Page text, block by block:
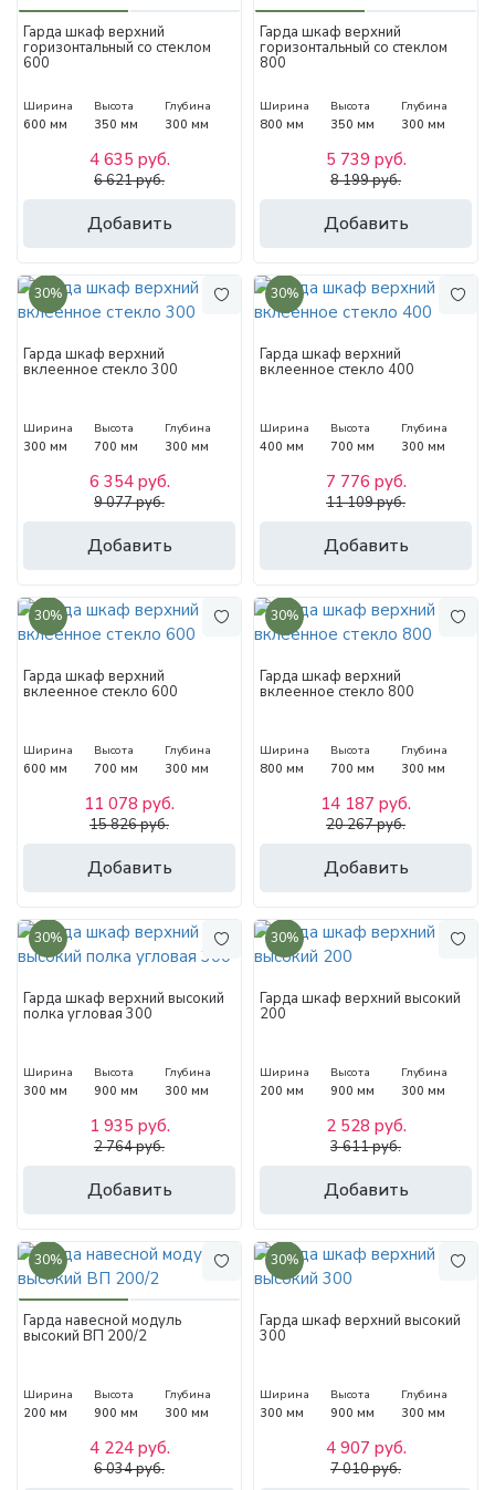
Гарда шкаф верхний
горизонтальный со стеклом
600
Ширина
600 мм
Высота
350 мм
Глубина
300 мм
Добавить
4 635 руб.
6 621 руб.
Гарда шкаф верхний
горизонтальный со стеклом
800
Ширина
800 мм
Высота
350 мм
Глубина
300 мм
Добавить
5 739 руб.
8 199 руб.
30%
Гарда шкаф верхний
вклеенное стекло 300
Ширина
300 мм
Высота
700 мм
Глубина
300 мм
Добавить
6 354 руб.
9 077 руб.
30%
Гарда шкаф верхний
вклеенное стекло 400
Ширина
400 мм
Высота
700 мм
Глубина
300 мм
Добавить
7 776 руб.
11 109 руб.
30%
Гарда шкаф верхний
вклеенное стекло 600
Ширина
600 мм
Высота
700 мм
Глубина
300 мм
Добавить
11 078 руб.
15 826 руб.
30%
Гарда шкаф верхний
вклеенное стекло 800
Ширина
800 мм
Высота
700 мм
Глубина
300 мм
Добавить
14 187 руб.
20 267 руб.
30%
Гарда шкаф верхний высокий
полка угловая 300
Ширина
300 мм
Высота
900 мм
Глубина
300 мм
Добавить
1 935 руб.
2 764 руб.
30%
Гарда шкаф верхний высокий
200
Ширина
200 мм
Высота
900 мм
Глубина
300 мм
Добавить
2 528 руб.
3 611 руб.
30%
Гарда навесной модуль
высокий ВП 200/2
Ширина
200 мм
Высота
900 мм
Глубина
300 мм
4 224 руб.
6 034 руб.
30%
Гарда шкаф верхний высокий
300
Ширина
300 мм
Высота
900 мм
Глубина
300 мм
4 907 руб.
7 010 руб.